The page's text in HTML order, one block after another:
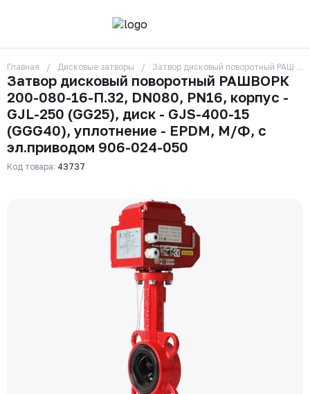
О компании
Контакты
Бренды
Отзывы
Сотрудники
Вакансии
Доставка
Оплата
+7 (495) 215-24-81zakaz325@ks-rus.com
Email для связи
Одинцово, Внуковская 9, пав. 31
Главная Дисковые затворы Затвор дисковый поворотный
Затвор дисковый поворотный РАШВОРК
200-080-16-П.32, DN080, PN16, корпус -
GJL-250 (GG25), диск - GJS-400-15
(GGG40), уплотнение - EPDM, М/Ф, с
эл.приводом 906-024-050
Код товара: 43737